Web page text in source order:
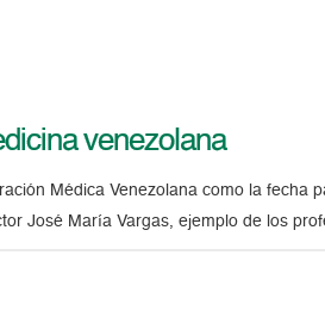
venezolana
Médica Venezolana como la fecha
José María Vargas, ejemplo de los